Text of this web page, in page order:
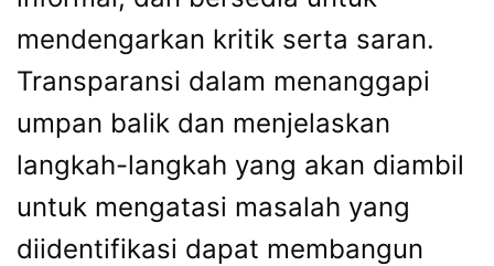
mendengarkan kritik serta saran.
Transparansi dalam menanggapi
umpan balik dan menjelaskan
langkah-langkah yang akan diambil
untuk mengatasi masalah yang
diidentifikasi dapat membangun